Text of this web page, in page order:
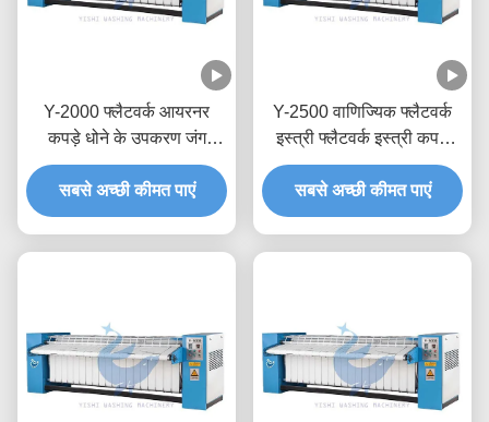
Y-2000 फ्लैटवर्क आयरनर
कपड़े धोने के उपकरण जंग
प्रतिरोध
सबसे अच्छी कीमत पाएं
Y-2500 वाणिज्यिक फ्लैटवर्क
इस्त्री फ्लैटवर्क इस्त्री कपड़े
धोने के उपकरण
सबसे अच्छी कीमत पाएं